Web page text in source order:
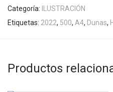
Categoría:
ILUSTRACIÓN
Etiquetas: 2022, 500, A4, Dunas,
Productos